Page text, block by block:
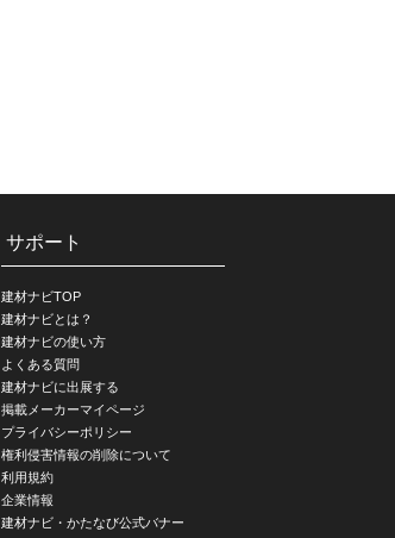
サポート
建材ナビTOP
建材ナビとは？
建材ナビの使い方
よくある質問
建材ナビに出展する
掲載メーカーマイページ
プライバシーポリシー
権利侵害情報の削除について
利用規約
企業情報
建材ナビ・かたなび公式バナー